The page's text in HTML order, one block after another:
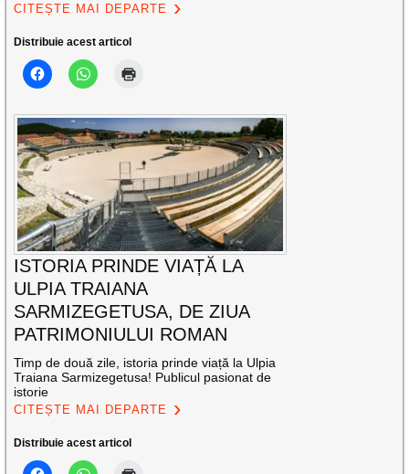
CITEȘTE MAI DEPARTE
Distribuie acest articol
ISTORIA PRINDE VIAȚĂ LA
ULPIA TRAIANA
SARMIZEGETUSA, DE ZIUA
PATRIMONIULUI ROMAN
Timp de două zile, istoria prinde viață la Ulpia
Traiana Sarmizegetusa! Publicul pasionat de
istorie
CITEȘTE MAI DEPARTE
Distribuie acest articol